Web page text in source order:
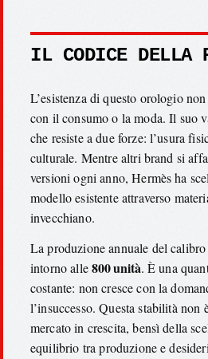
IL CODICE DELLA
L’esistenza di questo orologio
con il consumo o la moda. Il suo
che resiste a due forze: l’usura
culturale. Mentre altri brand si
versioni ogni anno, Hermès ha
modello esistente attraverso
invecchiano.
La produzione annuale del
intorno alle800 unità. È una
costante: non cresce con la
l’insuccesso. Questa stabilità
mercato in crescita, bensì della
equilibrio tra produzione e